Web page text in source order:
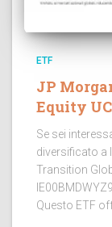
ETF
JP
Equity
Se sei
diversificato a
Transition
Questo ETF